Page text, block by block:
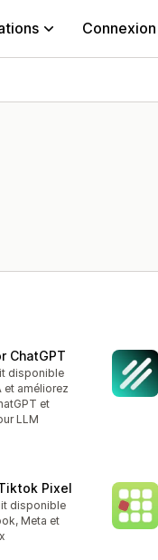
Connexion
ChatGPT
disponible
et améliorez
et
LLM
Pixel
disponible
Meta et